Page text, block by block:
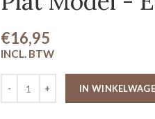
€16,95
IN